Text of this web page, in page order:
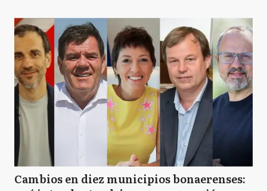
Cambios en diez municipios bonaerenses: